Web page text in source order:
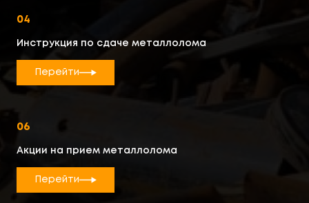
04
Инструкция по сдаче металлолома
Перейти
06
Акции на прием металлолома
Перейти